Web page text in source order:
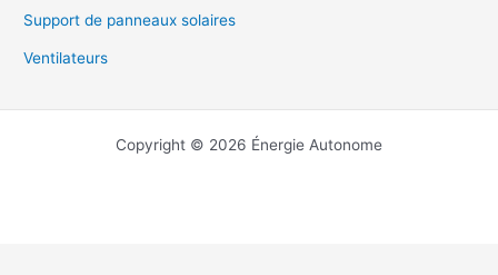
Support de panneaux solaires
Ventilateurs
Copyright © 2026 Énergie Autonome